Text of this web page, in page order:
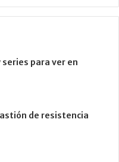
series para ver en
de resistencia